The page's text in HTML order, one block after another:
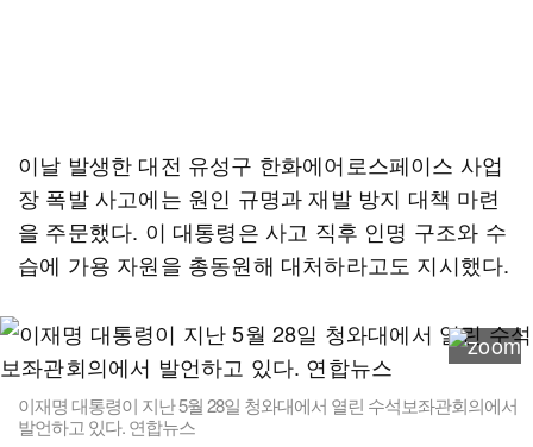
이날 발생한 대전 유성구 한화에어로스페이스 사업
장 폭발 사고에는 원인 규명과 재발 방지 대책 마련
을 주문했다. 이 대통령은 사고 직후 인명 구조와 수
습에 가용 자원을 총동원해 대처하라고도 지시했다.
이재명 대통령이 지난 5월 28일 청와대에서 열린 수석보좌관회의에서
발언하고 있다. 연합뉴스